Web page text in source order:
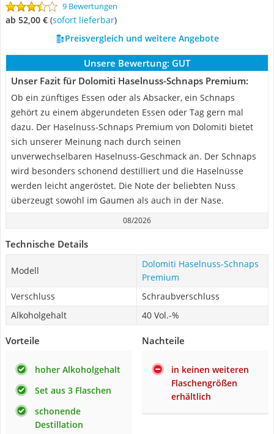
9 Bewertungen
ab 52,00 € ( Sofort lieferbar)
Preisvergleich und weitere Angebote
Unsere Bewertung: GUT
Unser Fazit für Dolomiti Haselnuss-Schnaps Premium:
Ob ein zünftiges Essen oder als Absacker, ein Schnaps
gehört zu einem abgerundeten Essen oder Tag gern mal
dazu. Der Haselnuss-Schnaps Premium von Dolomiti bietet
sich unserer Meinung nach durch seinen
unverwechselbaren Haselnuss-Geschmack an. Der Schnaps
wird besonders schonend destilliert und die Haselnüsse
werden leicht angeröstet. Die Note der beliebten Nuss
überzeugt sowohl im Gaumen als auch in der Nase.
08/2026
Technische Details
Modell
Dolomiti Haselnuss-Schnaps
Premium
Verschluss
Schraubverschluss
Alkoholgehalt
40 Vol.-%
Vorteile
hoher Alkoholgehalt
Set aus 3 Flaschen
schonende
Destillation
Nachteile
in keinen weiteren
Flaschengrößen
erhältlich